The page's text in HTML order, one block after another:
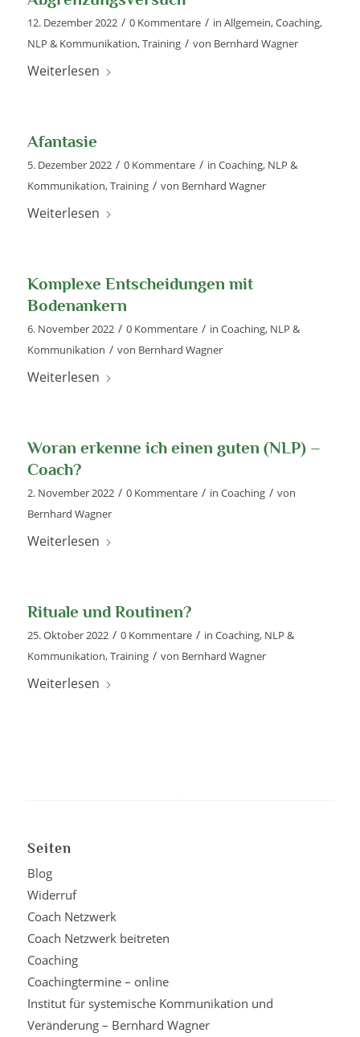
12. Dezember 2022 / 0 Kommentare / in Allgemein,Coaching,
NLP & Kommunikation,Training / von Bernhard Wagner
Weiterlesen
Afantasie
5. Dezember 2022 / 0 Kommentare / in Coaching, NLP &
Kommunikation,Training / von Bernhard Wagner
Weiterlesen
Komplexe Entscheidungen mit
Bodenankern
6. November 2022 / 0 Kommentare / in Coaching, NLP &
Kommunikation / von Bernhard Wagner
Weiterlesen
Woran erkenne ich einen guten (NLP) –
Coach?
2. November 2022 / 0 Kommentare / in Coaching / von
Bernhard Wagner
Weiterlesen
Rituale und Routinen?
25. Oktober 2022 / 0 Kommentare / in Coaching, NLP &
Kommunikation,Training / von Bernhard Wagner
Weiterlesen
Seiten
Blog
Widerruf
Coach Netzwerk
Coach Netzwerk beitreten
Coaching
Coachingtermine – online
Institut für systemische Kommunikation und
Veränderung – Bernhard Wagner